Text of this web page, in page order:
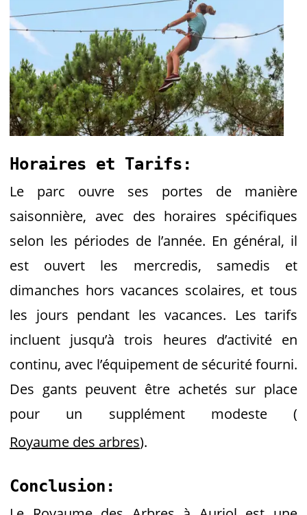
Horaires et Tarifs:
Le parc ouvre ses portes de manière
saisonnière, avec des horaires spécifiques
selon les périodes de l’année. En général, il
est ouvert les mercredis, samedis et
dimanches hors vacances scolaires, et tous
les jours pendant les vacances. Les tarifs
incluent jusqu’à trois heures d’activité en
continu, avec l’équipement de sécurité fourni.
Des gants peuvent être achetés sur place
pour un supplément modeste​(
Royaume des arbres)​.
Conclusion: